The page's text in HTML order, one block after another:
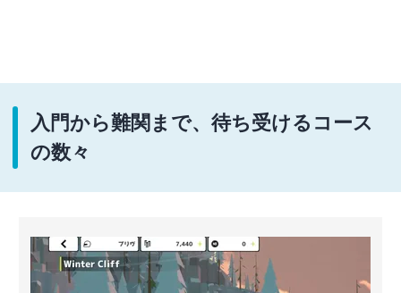
入門から難関まで、待ち受けるコース
の数々